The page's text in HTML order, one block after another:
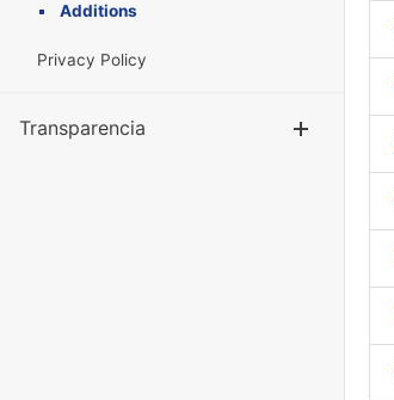
Additions
Privacy Policy
Transparencia